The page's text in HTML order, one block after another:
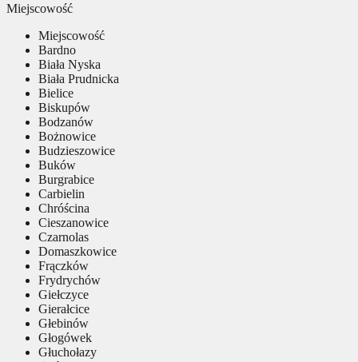
Miejscowość
Miejscowość
Bardno
Biała Nyska
Biała Prudnicka
Bielice
Biskupów
Bodzanów
Bożnowice
Budzieszowice
Buków
Burgrabice
Carbielin
Chróścina
Cieszanowice
Czarnolas
Domaszkowice
Frączków
Frydrychów
Giełczyce
Gierałcice
Głebinów
Głogówek
Głuchołazy